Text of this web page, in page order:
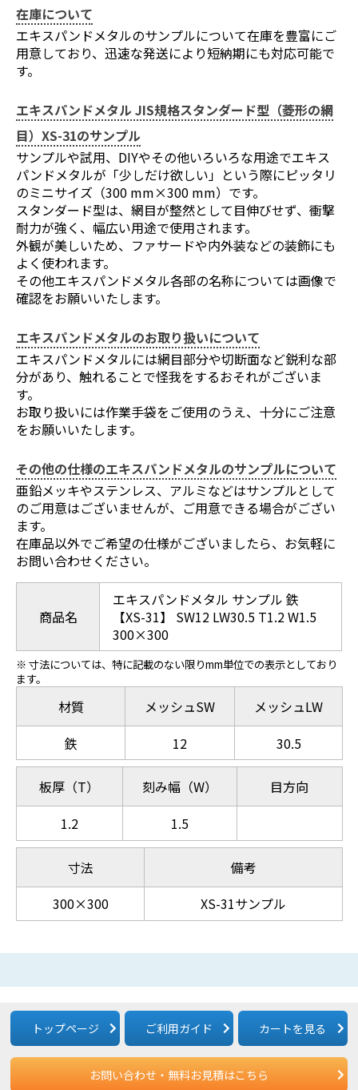
在庫について
エキスパンドメタルのサンプルについて在庫を豊富にご
用意しており、迅速な発送により短納期にも対応可能で
す。
エキスパンドメタル JIS規格スタンダード型（菱形の網
目）XS-31のサンプル
サンプルや試用、DIYやその他いろいろな用途でエキス
パンドメタルが「少しだけ欲しい」という際にピッタリ
のミニサイズ（300 mm×300 mm）です。
スタンダード型は、網目が整然として目伸びせず、衝撃
耐力が強く、幅広い用途で使用されます。
外観が美しいため、ファサードや内外装などの装飾にも
よく使われます。
その他エキスパンドメタル各部の名称については画像で
確認をお願いいたします。
エキスパンドメタルのお取り扱いについて
エキスパンドメタルには網目部分や切断面など鋭利な部
分があり、触れることで怪我をするおそれがございま
す。
お取り扱いには作業手袋をご使用のうえ、十分にご注意
をお願いいたします。
その他の仕様のエキスパンドメタルのサンプルについて
亜鉛メッキやステンレス、アルミなどはサンプルとして
のご用意はございませんが、ご用意できる場合がござい
ます。
在庫品以外でご希望の仕様がございましたら、お気軽に
お問い合わせください。
商品名
エキスパンドメタル サンプル 鉄
【XS-31】 SW12 LW30.5 T1.2 W1.5
300×300
※ 寸法については、特に記載のない限りmm単位での表示としており
ます。
材質
鉄
メッシュSW
12
メッシュLW
30.5
板厚（T）
1.2
刻み幅（W）
1.5
目方向
寸法
300×300
備考
XS-31サンプル
トップページ ご利用ガイド カートを見る
お問い合わせ・無料お見積はこちら